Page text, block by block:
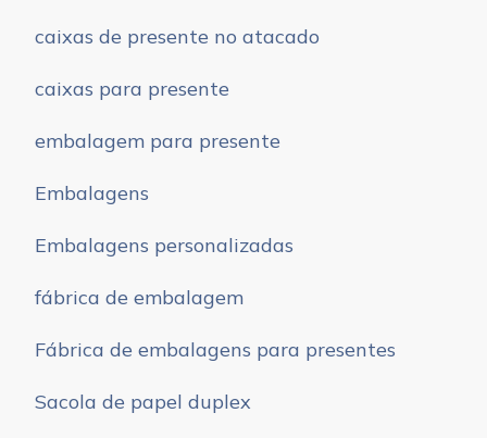
caixas de presente no atacado
caixas para presente
embalagem para presente
Embalagens
Embalagens personalizadas
fábrica de embalagem
Fábrica de embalagens para presentes
Sacola de papel duplex